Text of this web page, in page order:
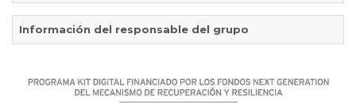
Información del responsable del grupo